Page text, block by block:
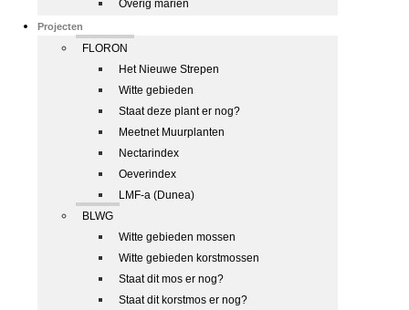
Overig marien
Projecten
FLORON
Het Nieuwe Strepen
Witte gebieden
Staat deze plant er nog?
Meetnet Muurplanten
Nectarindex
Oeverindex
LMF-a (Dunea)
BLWG
Witte gebieden mossen
Witte gebieden korstmossen
Staat dit mos er nog?
Staat dit korstmos er nog?